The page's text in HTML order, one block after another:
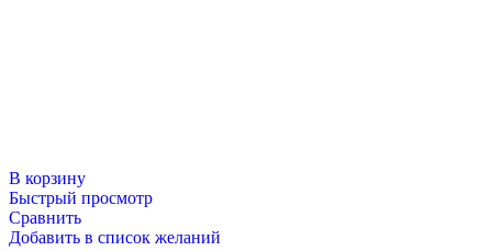
В корзину
Быстрый просмотр
Сравнить
Добавить в список желаний